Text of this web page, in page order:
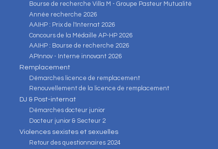
Bourse de recherche Villa M - Groupe Pasteur Mutualité
Année recherche 2026
AAIHP : Prix de l'Internat 2026
Concours de la Médaille AP-HP 2026
AAIHP : Bourse de recherche 2026
APInnov - Interne innovant 2026
Remplacement
Démarches licence de remplacement
Renouvellement de la licence de remplacement
DJ & Post-internat
Démarches docteur junior
Docteur junior & Secteur 2
Violences sexistes et sexuelles
Retour des questionnaires 2024